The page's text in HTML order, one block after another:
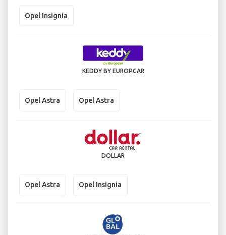
Opel Insignia
KEDDY BY EUROPCAR
Opel Astra Opel Astra
DOLLAR
Opel Astra Opel Insignia